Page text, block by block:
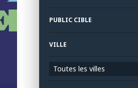
PUBLIC CIBLE
VILLE
Toutes les villes